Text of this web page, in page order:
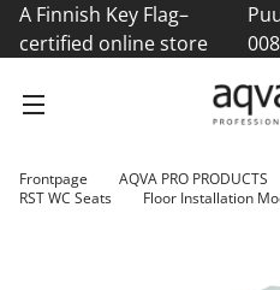
A Finnish Key Flag–
certified online store
Frontpage AQVA PRO PRODUCTS
RST WC Seats
Floor Installation